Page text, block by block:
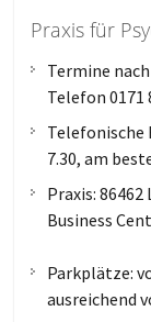
Praxis für
Termine
Telefon 0171
Telefonische
7.30, am
Praxis:
Business
Parkplätze:
ausreichend